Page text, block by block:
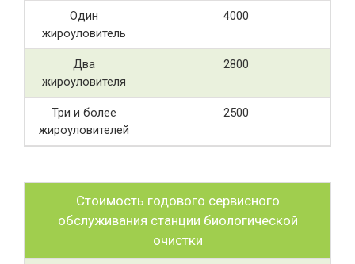
Один
жироуловитель
4000
Два
жироуловителя
2800
Три и более
жироуловителей
2500
Стоимость годового сервисного
обслуживания станции биологической
очистки